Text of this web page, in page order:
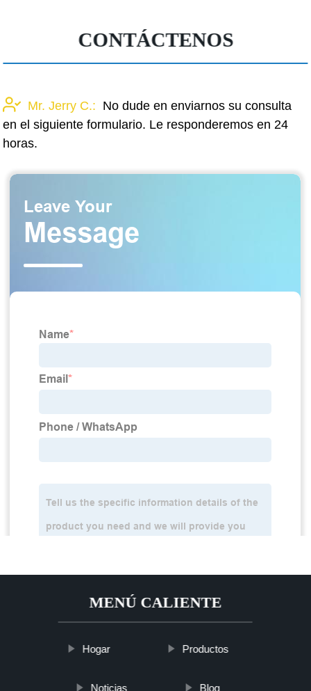
CONTÁCTENOS
Mr. Jerry C.: No dude en enviarnos su consulta
en el siguiente formulario. Le responderemos en 24
horas.
MENÚ CALIENTE
Hogar Productos
Noticias Blog